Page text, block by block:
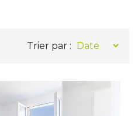
Trier par :